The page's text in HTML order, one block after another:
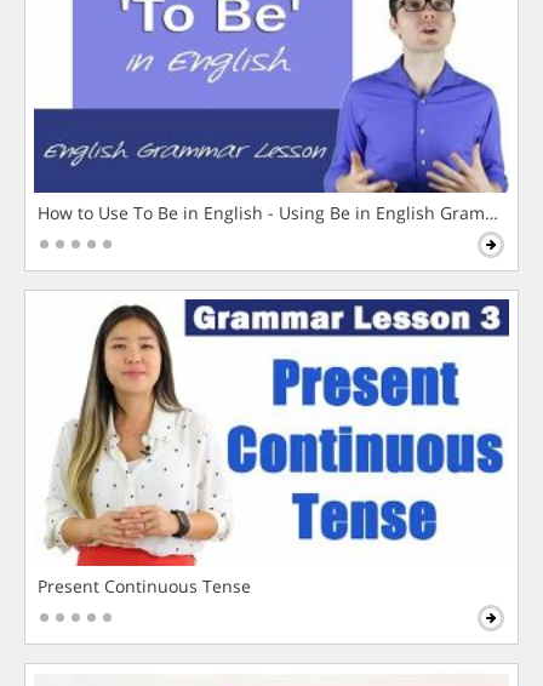
How to Use To Be in English - Using Be in English Grammar
Present Continuous Tense